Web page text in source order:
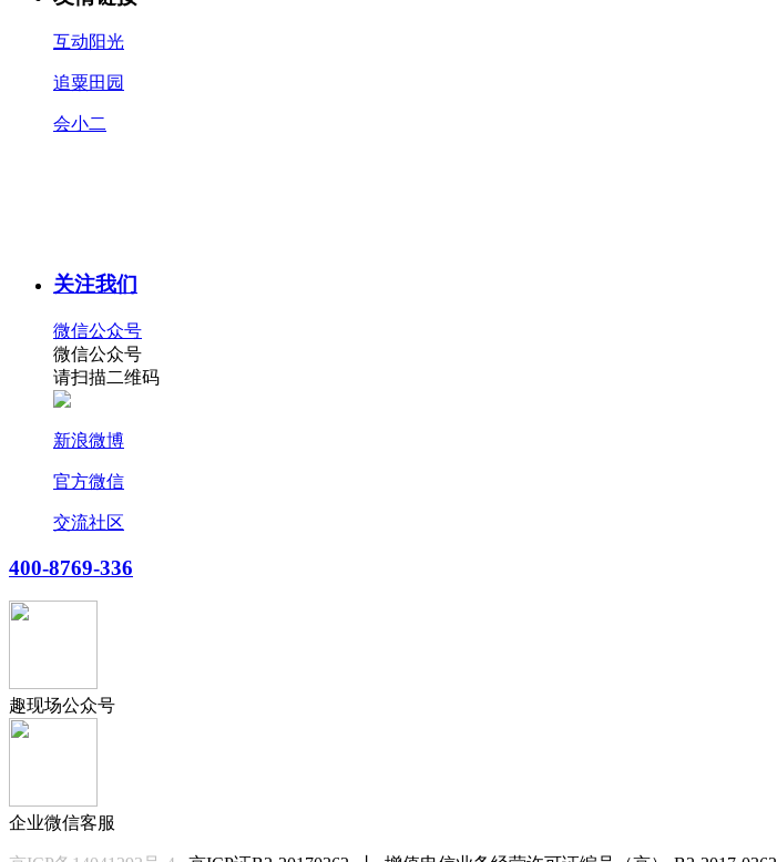
互动阳光
追粟田园
会小二
关注我们
微信公众号
微信公众号
请扫描二维码
新浪微博
官方微信
交流社区
400-8769-336
趣现场公众号
企业微信客服